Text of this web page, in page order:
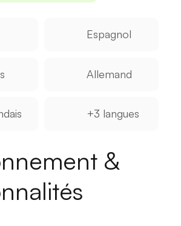
Espagnol
Allemand
+3 langues
&